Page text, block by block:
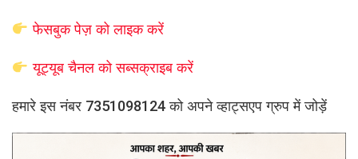
फेसबुक पेज़ को लाइक करें
यूट्यूब चैनल को सब्सक्राइब करें
हमारे इस नंबर 7351098124 को अपने व्हाट्सएप ग्रुप में जोड़ें